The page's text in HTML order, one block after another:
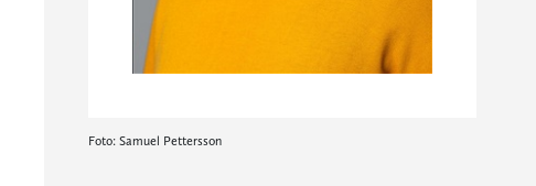
Foto: Samuel Pettersson